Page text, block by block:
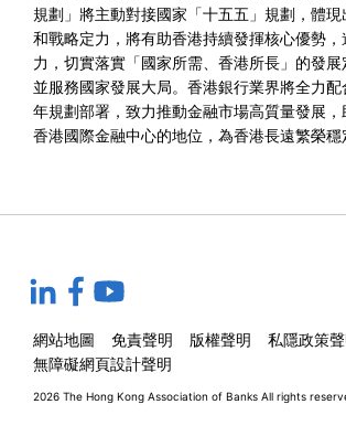
規劃」將主動對接國家「十五五」規劃，體
和戰略定力，將有助香港持續發揮核心優勢
力，切實落實「國家所需、香港所長」的發展
並服務國家發展大局。香港銀行業界將全力
年規劃部署，致力推動金融市場高質量發展
香港國際金融中心的地位，為香港長遠繁榮穩
網站地圖 免責聲明 版權聲明
私隱政策
無障礙網頁設計聲明
2026 The Hong Kong Association of Banks All rights